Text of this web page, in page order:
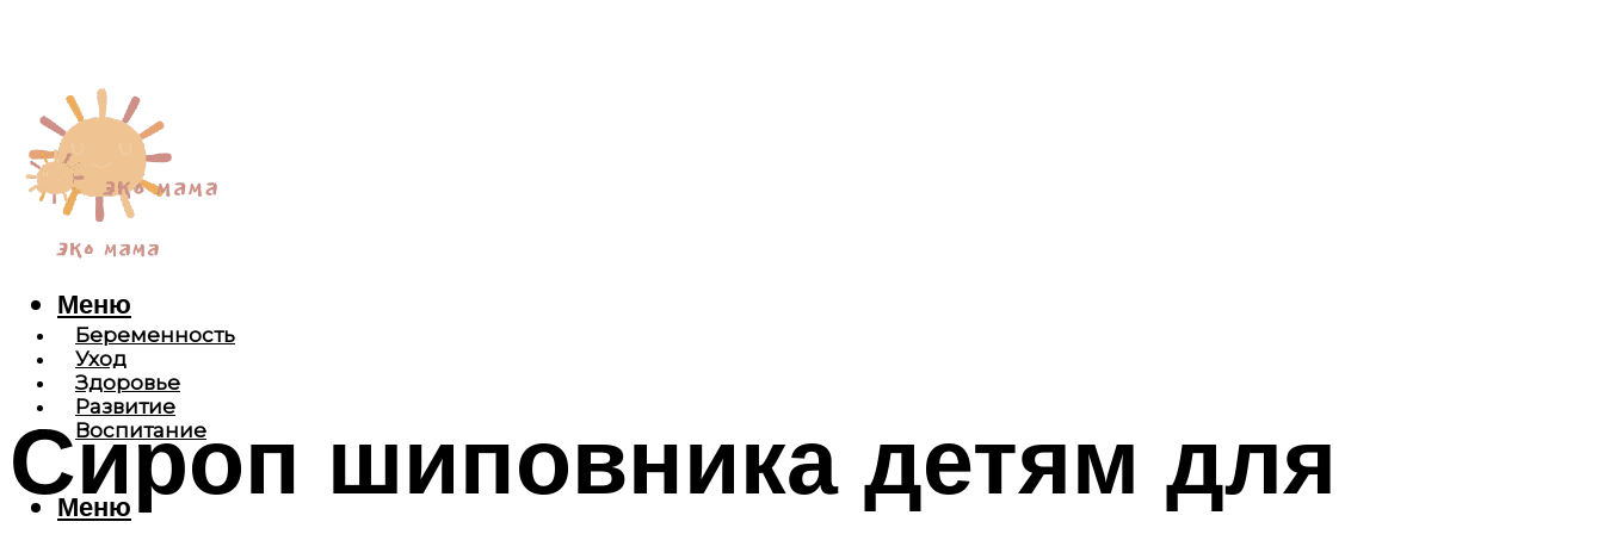
Беременность
Уход
Здоровье
Развитие
Воспитание
Меню
Меню
Сироп шиповника детям для